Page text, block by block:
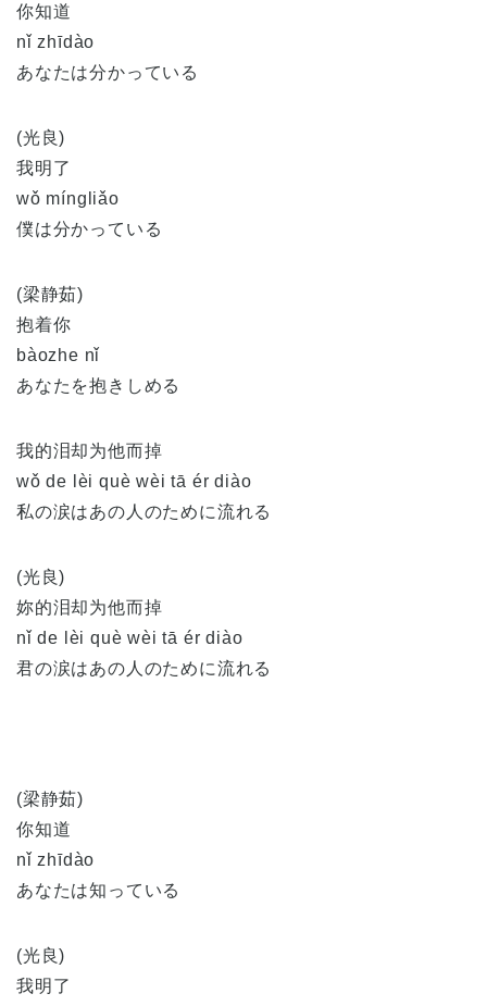
你知道
nǐ zhīdào
あなたは分かっている
(光良)
我明了
wǒ míngliǎo
僕は分かっている
(梁静茹)
抱着你
bàozhe nǐ
あなたを抱きしめる
我的泪却为他而掉
wǒ de lèi què wèi tā ér diào
私の涙はあの人のために流れる
(光良)
妳的泪却为他而掉
nǐ de lèi què wèi tā ér diào
君の涙はあの人のために流れる
(梁静茹)
你知道
nǐ zhīdào
あなたは知っている
(光良)
我明了